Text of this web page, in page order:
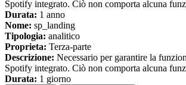
Spotify integrato. Ciò non comporta alcuna
Durata: 1 anno
Nome: sp_landing
Tipologia: analitico
Proprieta: Terza-parte
Descrizione: Necessario per garantire la
Spotify integrato. Ciò non comporta alcuna
Durata: 1 giorno